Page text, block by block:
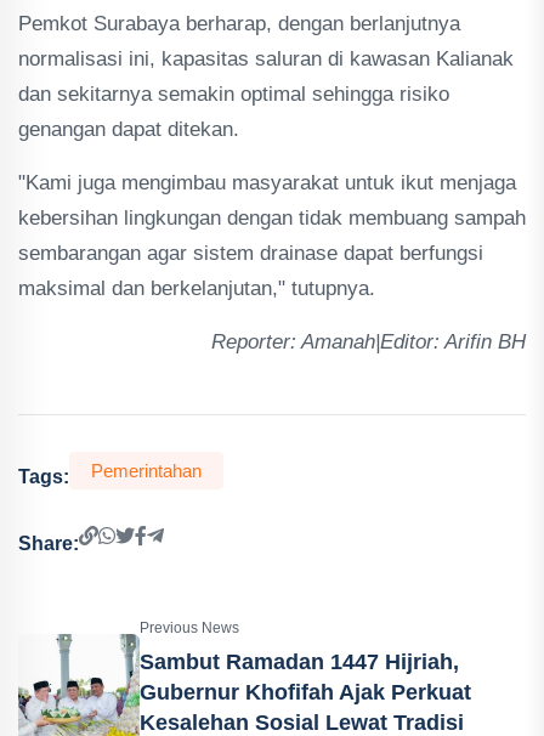
Pemkot Surabaya berharap, dengan berlanjutnya
normalisasi ini, kapasitas saluran di kawasan Kalianak
dan sekitarnya semakin optimal sehingga risiko
genangan dapat ditekan.
"Kami juga mengimbau masyarakat untuk ikut menjaga
kebersihan lingkungan dengan tidak membuang sampah
sembarangan agar sistem drainase dapat berfungsi
maksimal dan berkelanjutan," tutupnya.
Reporter: Amanah|Editor: Arifin BH
Tags: Pemerintahan
Share:
Previous News
Sambut Ramadan 1447 Hijriah,
Gubernur Khofifah Ajak Perkuat
Kesalehan Sosial Lewat Tradisi